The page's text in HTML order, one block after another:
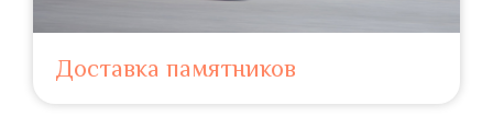
Доставка памятников